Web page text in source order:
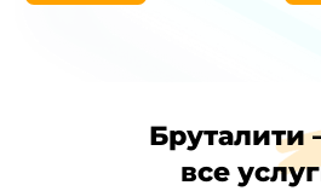
Бруталити
все